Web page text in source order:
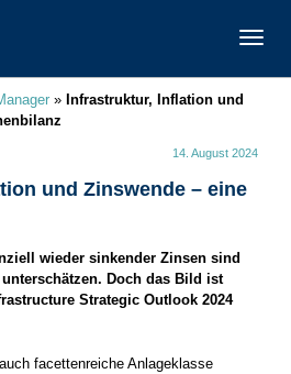
» Infrastruktur, Inflation und
14. August 2024
und Zinswende – eine
wieder sinkender Zinsen sind
Doch das Bild ist
Strategic Outlook 2024
facettenreiche Anlageklasse